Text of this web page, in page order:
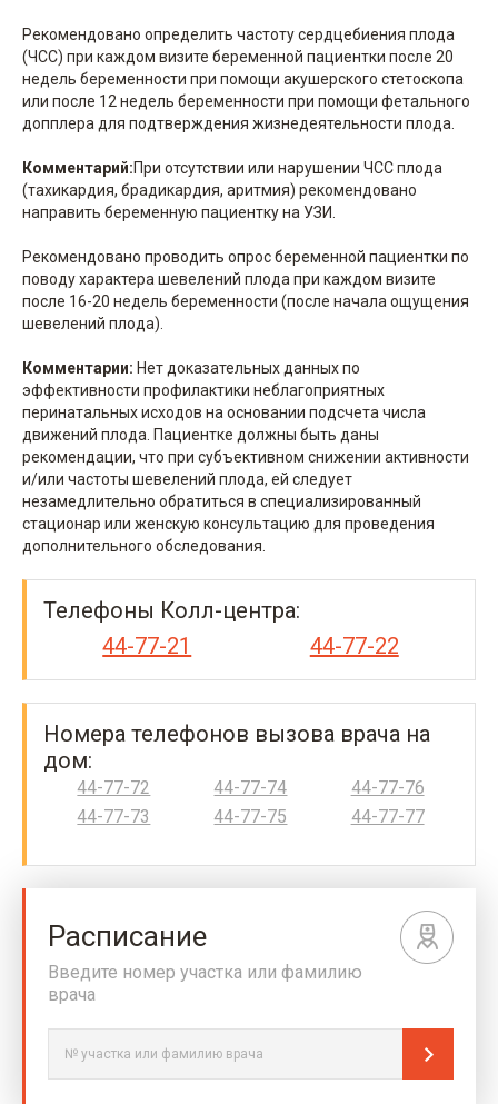
Рекомендовано определить частоту сердцебиения плода
(ЧСС) при каждом визите беременной пациентки после 20
недель беременности при помощи акушерского стетоскопа
или после 12 недель беременности при помощи фетального
допплера для подтверждения жизнедеятельности плода.
Комментарий:При отсутствии или нарушении ЧСС плода
(тахикардия, брадикардия, аритмия) рекомендовано
направить беременную пациентку на УЗИ.
Рекомендовано проводить опрос беременной пациентки по
поводу характера шевелений плода при каждом визите
после 16-20 недель беременности (после начала ощущения
шевелений плода).
Комментарии: Нет доказательных данных по
эффективности профилактики неблагоприятных
перинатальных исходов на основании подсчета числа
движений плода. Пациентке должны быть даны
рекомендации, что при субъективном снижении активности
и/или частоты шевелений плода, ей следует
незамедлительно обратиться в специализированный
стационар или женскую консультацию для проведения
дополнительного обследования.
Телефоны Колл-центра:
44-77-21
44-77-22
Номера телефонов вызова врача на
дом:
44-77-72
44-77-73
44-77-74
44-77-75
44-77-76
44-77-77
Расписание
Введите номер участка или фамилию
врача